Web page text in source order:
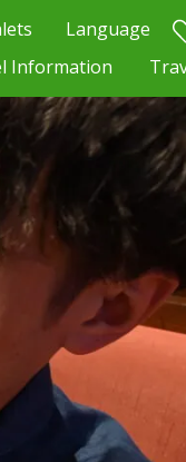
Language
Information